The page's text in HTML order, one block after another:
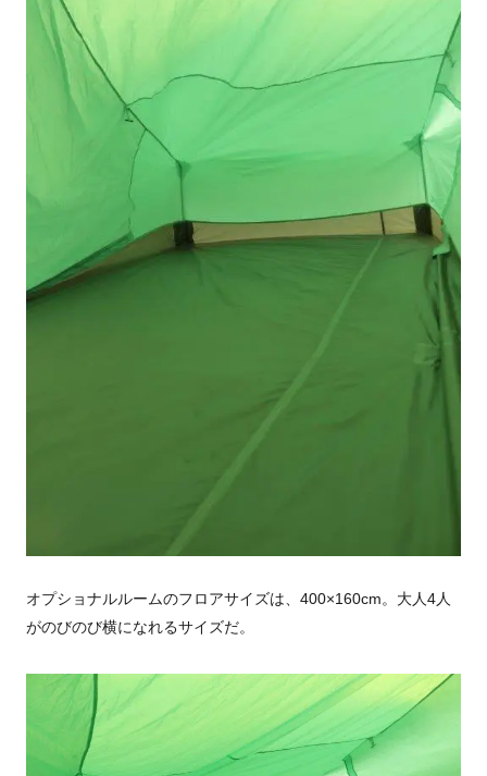
オプショナルルームのフロアサイズは、400×160cm。大人4人
がのびのび横になれるサイズだ。